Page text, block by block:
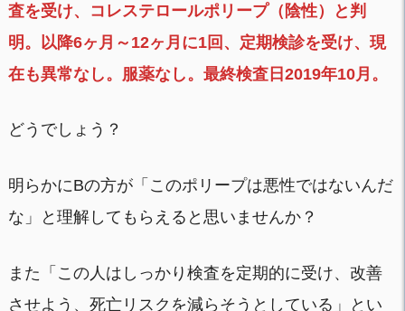
査を受け、コレステロールポリープ（陰性）と判
明。以降6ヶ月～12ヶ月に1回、定期検診を受け、現
在も異常なし。服薬なし。最終検査日2019年10月。
どうでしょう？
明らかにBの方が「このポリープは悪性ではないんだ
な」と理解してもらえると思いませんか？
また「この人はしっかり検査を定期的に受け、改善
させよう、死亡リスクを減らそうとしている」とい